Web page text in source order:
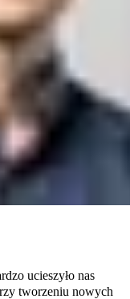
ucieszyło nas
tworzeniu nowych